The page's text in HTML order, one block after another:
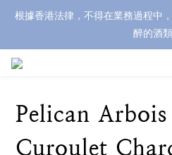
根據香港法律，不得在業務過程中
醉的酒類
Pelican
Curoulet